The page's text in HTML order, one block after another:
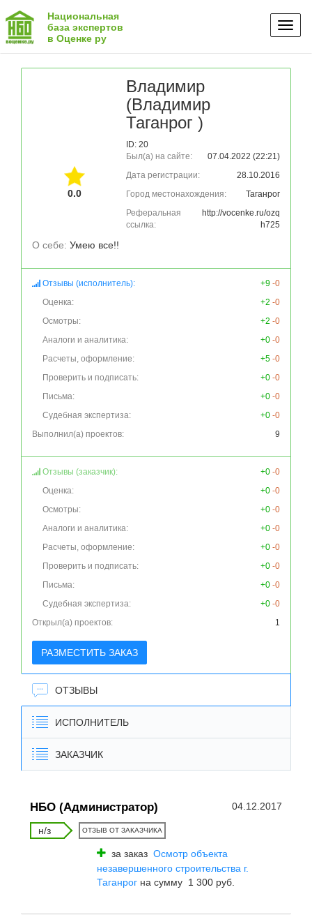
Национальная
база экспертов
в Оценке ру
0.0
Владимир
(Владимир
Таганрог )
ID: 20
Был(а) на сайте:
07.04.2022 (22:21)
Дата регистрации:
28.10.2016
Город местонахождения:
Таганрог
Реферальная
ссылка:
http://vocenke.ru/ozq
h725
О себе: Умею все!!
Отзывы (исполнитель): +9 -0
Оценка:
+2 -0
Осмотры:
+2 -0
Аналоги и аналитика:
+0 -0
Расчеты, оформление:
+5 -0
Проверить и подписать:
+0 -0
Письма:
+0 -0
Судебная экспертиза:
+0 -0
Выполнил(а) проектов:
9
Отзывы (заказчик): +0 -0
Оценка:
+0 -0
Осмотры:
+0 -0
Аналоги и аналитика:
+0 -0
Расчеты, оформление:
+0 -0
Проверить и подписать:
+0 -0
Письма:
+0 -0
Судебная экспертиза:
+0 -0
Открыл(а) проектов:
1
РАЗМЕСТИТЬ ЗАКАЗ
ОТЗЫВЫ
ИСПОЛНИТЕЛЬ
ЗАКАЗЧИК
НБО (Администратор) 04.12.2017
н/з ОТЗЫВ ОТ ЗАКАЗЧИКА
за заказ Осмотр объекта
незавершенного строительства г.
Таганрог на сумму 1 300 руб.